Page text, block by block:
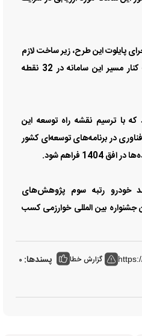
پایلوت این طرح، زیر ساخت لازم
برای اجرای کاربردهای تجهیزات کنار مسیر این سامانه در 32 نقطه
با ترسیم نقشه راه توسعه این
در برنامه‌های توسعه‌ای کشور
فراهم شود.
خودرو رتبه سوم پژوهش‌های
بین المللی خوارزمی کسب
گزارش خطا پسندها: 0